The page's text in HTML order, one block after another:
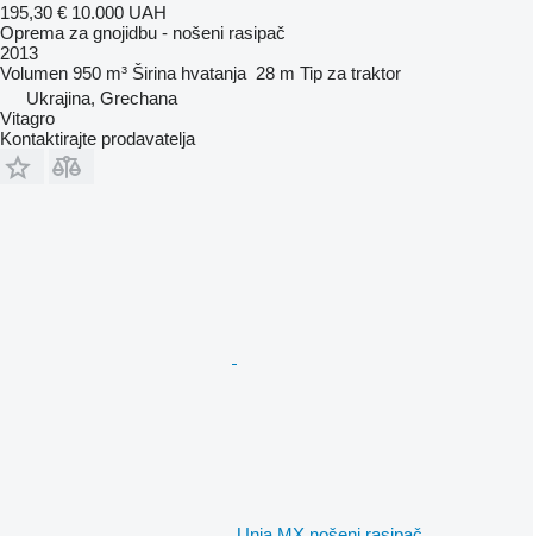
195,30 € 10.000 UAH
Oprema za gnojidbu - nošeni rasipač
2013
Volumen 950 m³ Širina hvatanja 28 m Tip za traktor
Ukrajina, Grechana
Vitagro
Kontaktirajte prodavatelja